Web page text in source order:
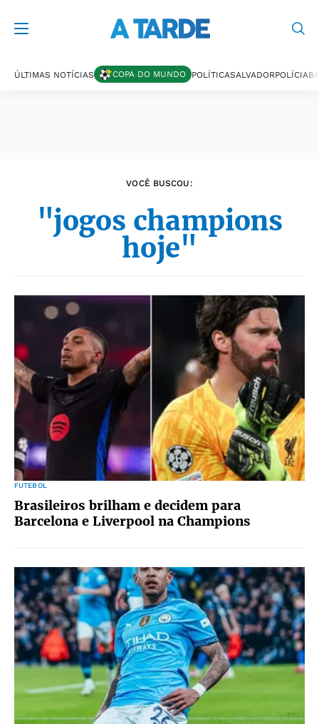
ÚLTIMAS NOTÍCIAS COPA DO MUNDO POLÍTICASALVADORPOLÍCIA
VOCÊ BUSCOU:
"jogos champions
hoje"
FUTEBOL
Brasileiros brilham e decidem para
Barcelona e Liverpool na Champions